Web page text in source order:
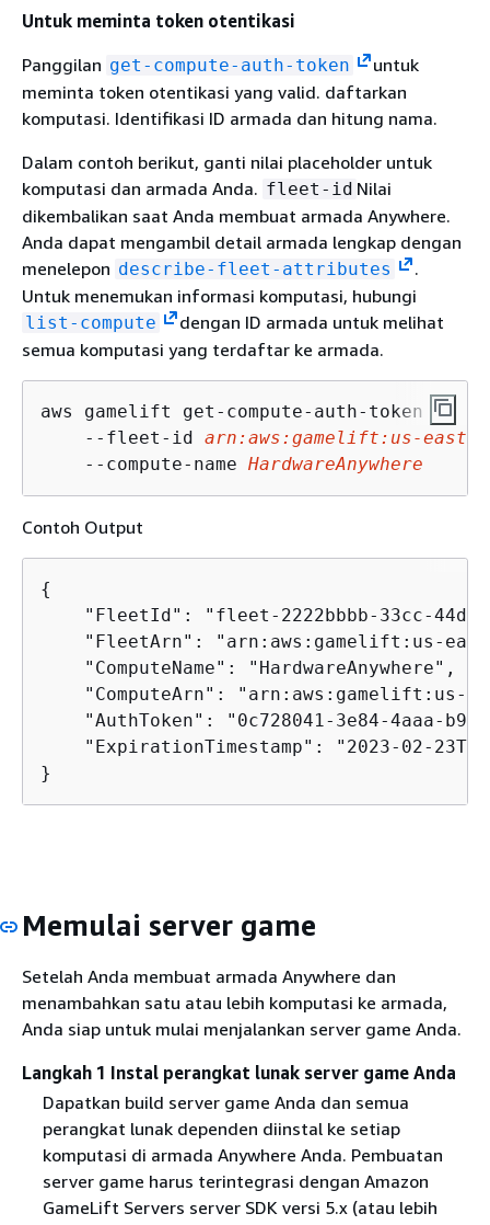
Untuk meminta token otentikasi
Panggilan get-compute-auth-token
untuk
meminta token otentikasi yang valid. daftarkan
komputasi. Identifikasi ID armada dan hitung nama.
Dalam contoh berikut, ganti nilai placeholder untuk
komputasi dan armada Anda. fleet-id Nilai
dikembalikan saat Anda membuat armada Anywhere.
Anda dapat mengambil detail armada lengkap dengan
menelepon describe-fleet-attributes
.
Untuk menemukan informasi komputasi, hubungi
list-compute
dengan ID armada untuk melihat
semua komputasi yang terdaftar ke armada.
aws gamelift get-compute-auth-token \
    --fleet-id
arn:aws:gamelift:us-east-
    --compute-name
HardwareAnywhere
Contoh Output
{
"FleetId": "fleet-2222bbbb-33cc-
"FleetArn": "arn:aws:gamelift:us-
    "ComputeName": "HardwareAnywhere",
"ComputeArn": "arn:aws:gamelift:us-
"AuthToken": "0c728041-3e84-4aaa-
"ExpirationTimestamp": "2023-02-
}
Memulai server game
Setelah Anda membuat armada Anywhere dan
menambahkan satu atau lebih komputasi ke armada,
Anda siap untuk mulai menjalankan server game Anda.
Langkah 1 Instal perangkat lunak server game Anda
Dapatkan build server game Anda dan semua
perangkat lunak dependen diinstal ke setiap
komputasi di armada Anywhere Anda. Pembuatan
server game harus terintegrasi dengan Amazon
GameLift Servers server SDK versi 5.x (atau lebih